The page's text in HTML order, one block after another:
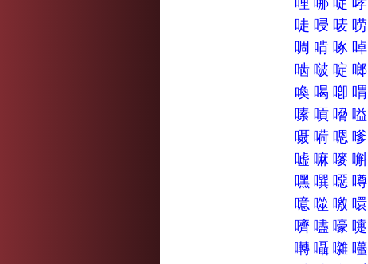
唗 唚 唛 唠
啁 啃 啄 啅
啮 啵 啶 啷
喚 喝 喞 喟
嗉 嗊 嗋 嗌
嗫 嗬 嗯 嗲
嘘 嘛 嘜 嘝
嘿 噀 噁 噂
噫 噬 噭 噮
嚌 嚍 嚎 嚏
囀 囁 囃 囆